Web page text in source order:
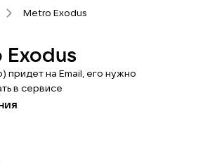
Metro Exodus
Exodus
придет на Email, его нужно
в сервисе